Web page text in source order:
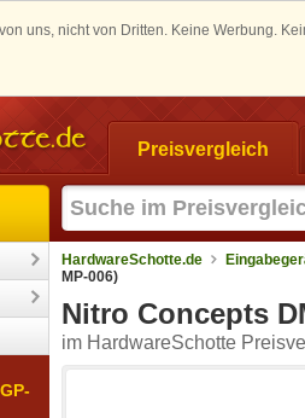
uns, nicht von Dritten. Keine Werbung.
Preisvergleich
HardwareSchotte.de
MP-006)
Nitro Concepts
im HardwareSchotte